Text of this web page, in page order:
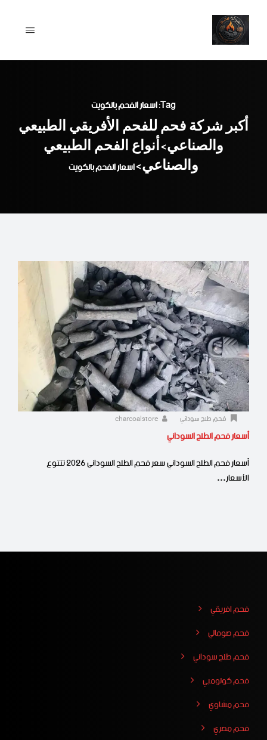
content
Tag: اسعار الفحم بالكويت
أكبر شركة فحم للفحم الأفريقي الطبيعي
والصناعي>أنواع الفحم الطبيعي
والصناعي>اسعار الفحم بالكويت
فحم طلح سوداني
أسعار فحم الطلح السوداني
أسعار فحم الطلح السوداني سعر فحم الطلح السودانى 2026 تتنوع
الأسعار…
فحم افريقي
فحم صومالي
فحم طلح سوداني
فحم كولومبي
فحم مشاوي
فحم مصري